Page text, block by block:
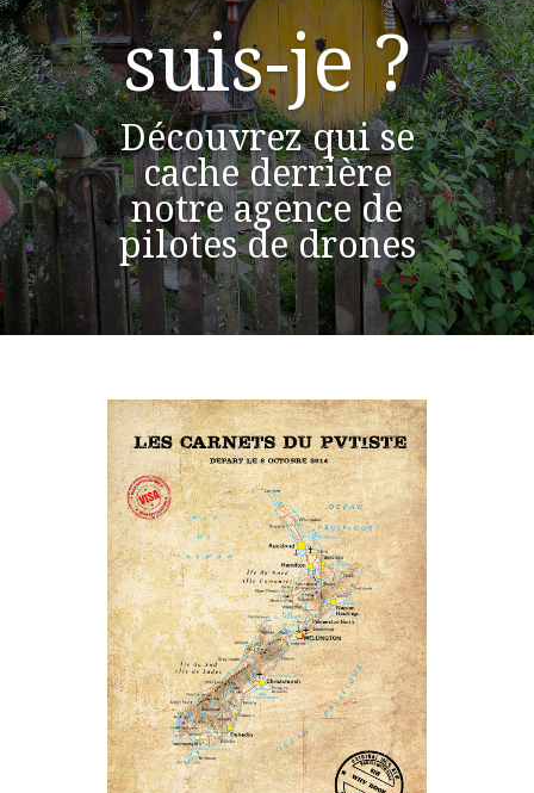
suis-je ?
Découvrez qui se
cache derrière
notre agence de
pilotes de drones